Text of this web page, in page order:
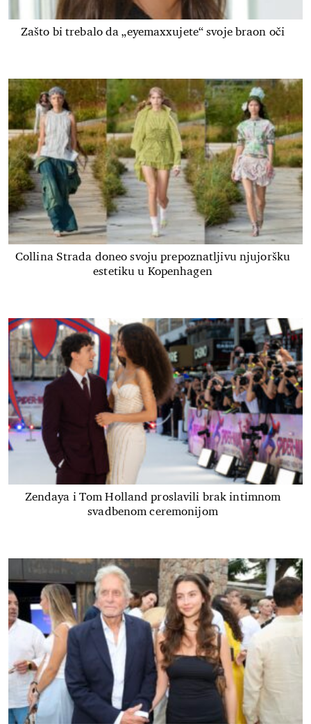
Zašto bi trebalo da „eyemaxxujete“ svoje braon oči
Collina Strada doneo svoju prepoznatljivu njujoršku
estetiku u Kopenhagen
Zendaya i Tom Holland proslavili brak intimnom
svadbenom ceremonijom